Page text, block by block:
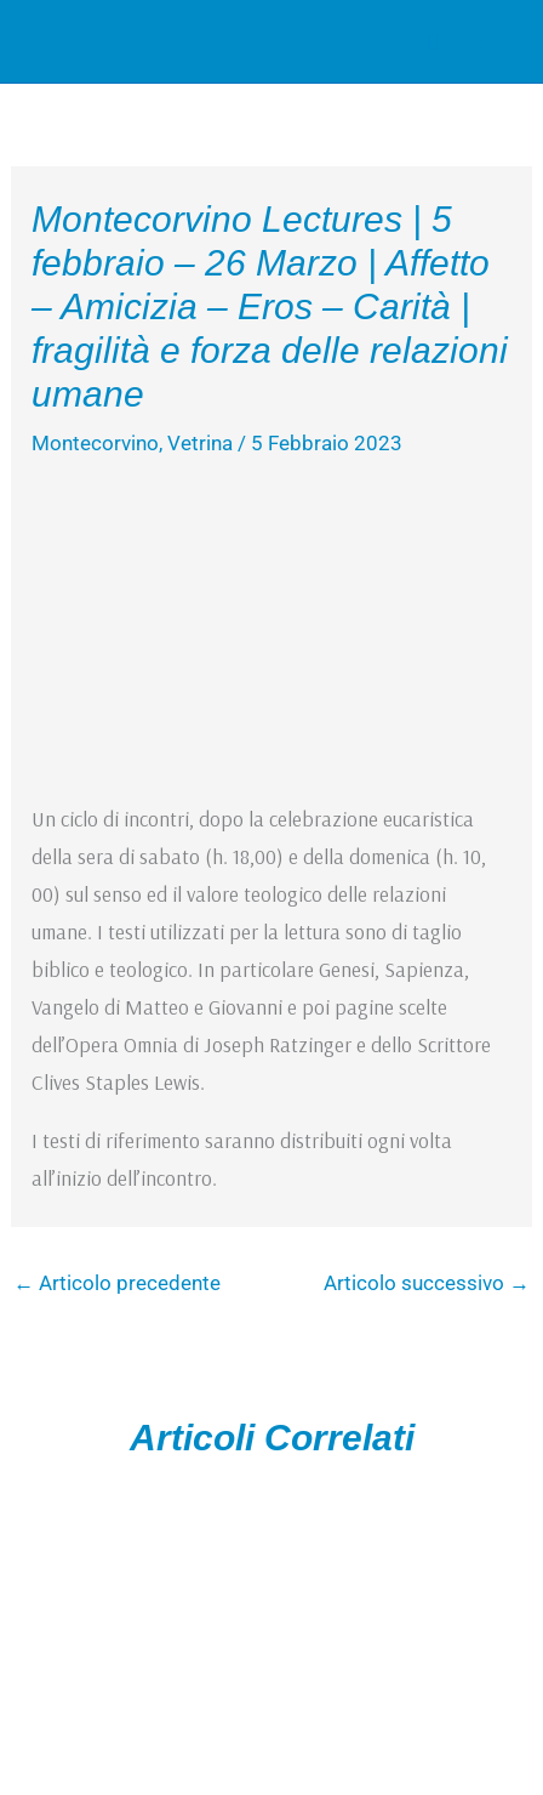
Montecorvino Lectures | 5
febbraio – 26 Marzo | Affetto
– Amicizia – Eros – Carità |
fragilità e forza delle relazioni
umane
Montecorvino,Vetrina / 5 Febbraio 2023
Un ciclo di incontri, dopo la celebrazione eucaristica
della sera di sabato (h. 18,00) e della domenica (h. 10,
00) sul senso ed il valore teologico delle relazioni
umane. I testi utilizzati per la lettura sono di taglio
biblico e teologico. In particolare Genesi, Sapienza,
Vangelo di Matteo e Giovanni e poi pagine scelte
dell’Opera Omnia di Joseph Ratzinger e dello Scrittore
Clives Staples Lewis.
I testi di riferimento saranno distribuiti ogni volta
all’inizio dell’incontro.
← Articolo precedente Articolo successivo →
Articoli Correlati